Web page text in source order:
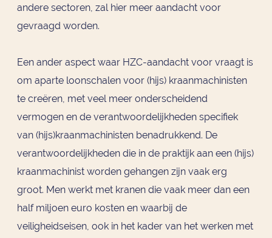
andere sectoren, zal hier meer aandacht voor
gevraagd worden.
Een ander aspect waar HZC-aandacht voor vraagt is
om aparte loonschalen voor (hijs) kraanmachinisten
te creëren, met veel meer onderscheidend
vermogen en de verantwoordelijkheden specifiek
van (hijs)kraanmachinisten benadrukkend. De
verantwoordelijkheden die in de praktijk aan een (hijs)
kraanmachinist worden gehangen zijn vaak erg
groot. Men werkt met kranen die vaak meer dan een
half miljoen euro kosten en waarbij de
veiligheidseisen, ook in het kader van het werken met